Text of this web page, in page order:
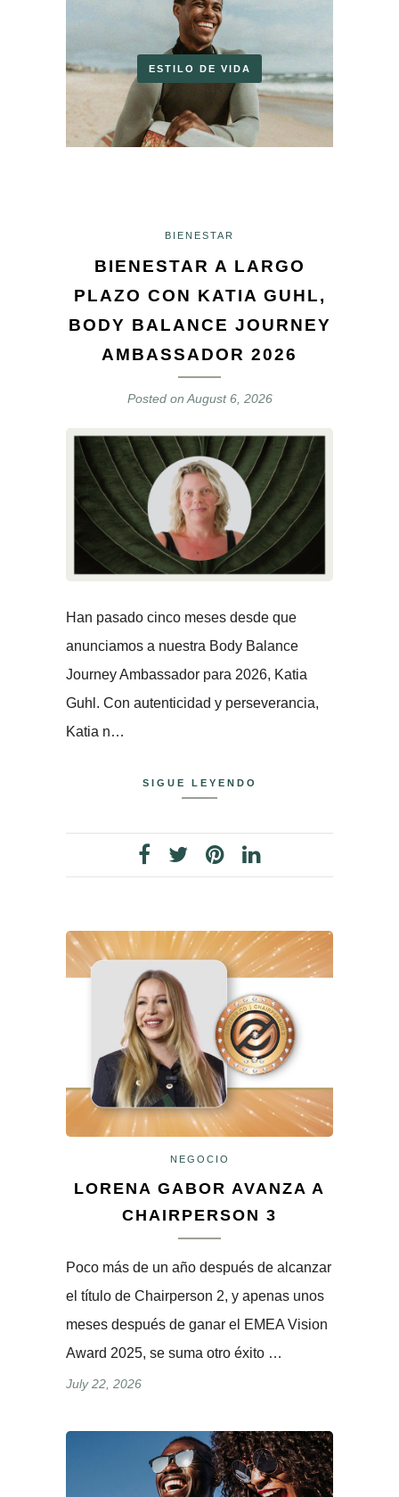
ESTILO DE VIDA
BIENESTAR
BIENESTAR A LARGO
PLAZO CON KATIA GUHL,
BODY BALANCE JOURNEY
AMBASSADOR 2026
Posted onAugust 6, 2026
Han pasado cinco meses desde que
anunciamos a nuestra Body Balance
Journey Ambassador para 2026, Katia
Guhl. Con autenticidad y perseverancia,
Katia n…
SIGUE LEYENDO
NEGOCIO
LORENA GABOR AVANZA A
CHAIRPERSON 3
Poco más de un año después de alcanzar
el título de Chairperson 2, y apenas unos
meses después de ganar el EMEA Vision
Award 2025, se suma otro éxito …
July 22, 2026